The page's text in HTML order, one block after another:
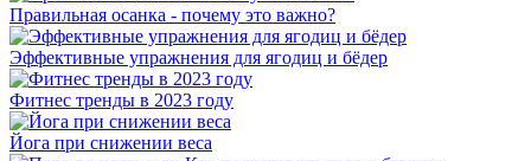
Правильная осанка - почему это важно?
Эффективные упражнения для ягодиц и бёдер
Фитнес тренды в 2023 году
Йога при снижении веса